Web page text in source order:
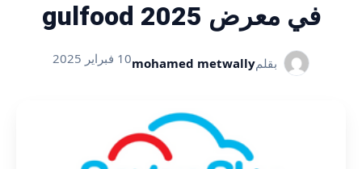
في معرض gulfood 2025
بقلمmohamed metwally10 فبراير 2025